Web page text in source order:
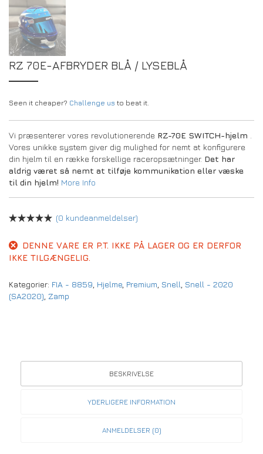
RZ 70E-AFBRYDER BLÅ / LYSEBLÅ
Seen it cheaper? Challenge us to beat it.
Vi præsenterer vores revolutionerende RZ-70E SWITCH-hjelm
Vores unikke system giver dig mulighed for nemt at konfigurere
din hjelm til en række forskellige raceropsætninger. Det har
aldrig været så nemt at tilføje kommunikation eller væske
til din hjelm! More Info
(0 kundeanmeldelser)
DENNE VARE ER P.T. IKKE PÅ LAGER OG ER DERFOR
IKKE TILGÆNGELIG.
Kategorier: FIA - 8859 Hjelme, Premium Snell Snell - 2020
(SA2020) Zamp
BESKRIVELSE
YDERLIGERE INFORMATION
ANMELDELSER (0)